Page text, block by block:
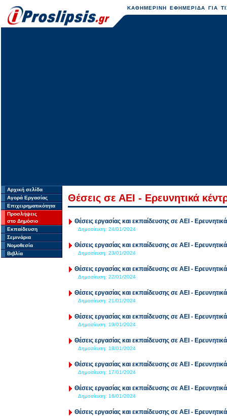
ΚΑΘΗΜΕΡΙΝΗ ΕΦΗΜΕΡΙΔΑ ΓΙΑ
Αρχική σελίδα
Αγορά Εργασίας
Επιχειρηματικότητα
Προσλήψεις
στο Δημόσιο
Εκπαίδευση
Σεμινάρια
Νομοθεσία
Βιβλία
Θέσεις σε ΑΕΙ - Ερευνητικά
Θέσεις εργασίας και εκπαίδευσης σε ΑΕΙ -
Δημοσίευση: 24/01/2024
Θέσεις εργασίας και εκπαίδευσης σε ΑΕΙ -
Δημοσίευση: 23/01/2024
Θέσεις εργασίας και εκπαίδευσης σε ΑΕΙ -
Δημοσίευση: 22/01/2024
Θέσεις εργασίας και εκπαίδευσης σε ΑΕΙ -
Δημοσίευση: 21/01/2024
Θέσεις εργασίας και εκπαίδευσης σε ΑΕΙ -
Δημοσίευση: 19/01/2024
Θέσεις εργασίας και εκπαίδευσης σε ΑΕΙ -
Δημοσίευση: 18/01/2024
Θέσεις εργασίας και εκπαίδευσης σε ΑΕΙ -
Δημοσίευση: 17/01/2024
Θέσεις εργασίας και εκπαίδευσης σε ΑΕΙ -
Δημοσίευση: 16/01/2024
Θέσεις εργασίας και εκπαίδευσης σε ΑΕΙ -